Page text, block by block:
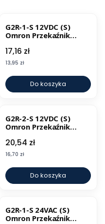
G2R-1-S 12VDC (S)
Omron Przekaźnik
Cena
17,16 zł
Cena
13,95 zł
Do koszyka
G2R-2-S 12VDC (S)
Omron Przekaźnik
Cena
20,54 zł
Cena
16,70 zł
Do koszyka
G2R-1-S 24VAC (S)
Omron Przekaźnik